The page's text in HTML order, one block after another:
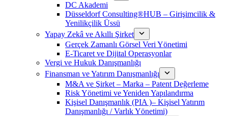
DC Akademi
Düsseldorf Consulting®HUB – Girişimcilik &
Yenilikçilik Üssü
Yapay Zekâ ve Akıllı Şirket
Gerçek Zamanlı Görsel Veri Yönetimi
E-Ticaret ve Dijital Operasyonlar
Vergi ve Hukuk Danışmanlığı
Finansman ve Yatırım Danışmanlığı
M&A ve Şirket – Marka – Patent Değerleme
Risk Yönetimi ve Yeniden Yapılandırma
Kişisel Danışmanlık (PIA )– Kişisel Yatırım
Danışmanlığı / Varlık Yönetimi)